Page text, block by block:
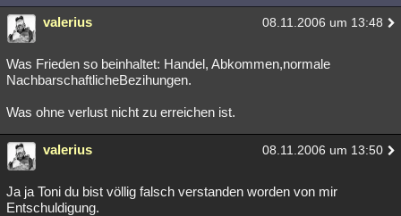
Menschen Mystery Kriminalfälle
Spiritualität Verschwörungen Technologie Ufologie
Philosophie Literatur
Astronomie Helpdesk Gruppen Gaming Filme
valerius 08.11.2006 um 13:48
Was Frieden so beinhaltet: Handel, Abkommen,normale
NachbarschaftlicheBezihungen.
Was ohne verlust nicht zu erreichen ist.
valerius 08.11.2006 um 13:50
Ja ja Toni du bist völlig falsch verstanden worden von mir
Entschuldigung.